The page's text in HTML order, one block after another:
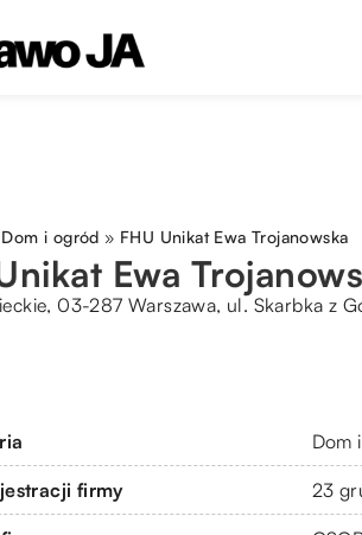
Dom i ogród » FHU Unikat Ewa Trojanowska
Ewa
03-287 Warszawa, ul. Skarbka z
Dom
firmy 23